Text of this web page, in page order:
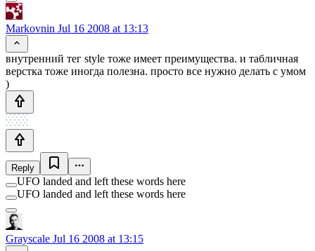
Markovnin Jul 16 2008 at 13:13
внутренний тег style тоже имеет преимущества. и табличная
верстка тоже иногда полезна. просто все нужно делать с умом
)
Reply
UFO landed and left these words here
UFO landed and left these words here
Grayscale Jul 16 2008 at 13:15